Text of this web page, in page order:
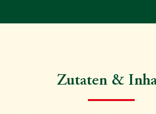
Zutaten &